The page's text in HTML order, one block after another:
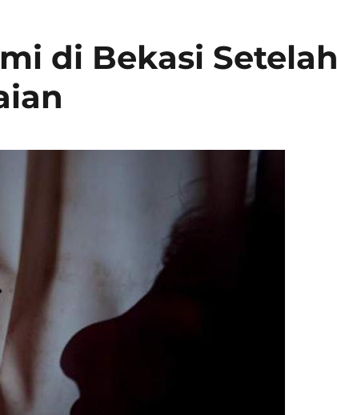
di Bekasi Setelah